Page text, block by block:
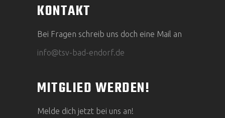
KONTAKT
Bei Fragen schreib uns doch eine Mail an
info@tsv-bad-endorf.de
MITGLIED WERDEN!
Melde dich jetzt bei uns an!